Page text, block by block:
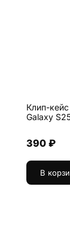
Клип-
Galaxy
390 ₽
В